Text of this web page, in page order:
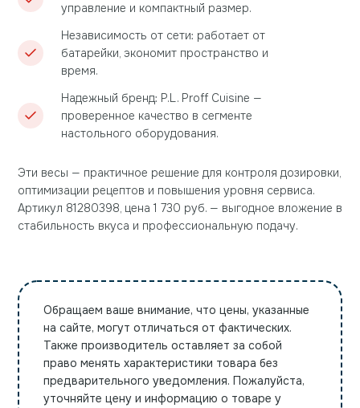
управление и компактный размер.
Независимость от сети: работает от
батарейки, экономит пространство и
время.
Надежный бренд: P.L. Proff Cuisine —
проверенное качество в сегменте
настольного оборудования.
Эти весы — практичное решение для контроля дозировки,
оптимизации рецептов и повышения уровня сервиса.
Артикул 81280398, цена 1 730 руб. — выгодное вложение в
стабильность вкуса и профессиональную подачу.
Обращаем ваше внимание, что цены, указанные
на сайте, могут отличаться от фактических.
Также производитель оставляет за собой
право менять характеристики товара без
предварительного уведомления. Пожалуйста,
уточняйте цену и информацию о товаре у